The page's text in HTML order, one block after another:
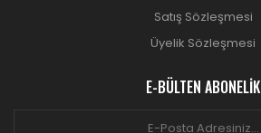
Satış Sözleşmesi
Üyelik Sözleşmesi
E-BÜLTEN ABONELİK